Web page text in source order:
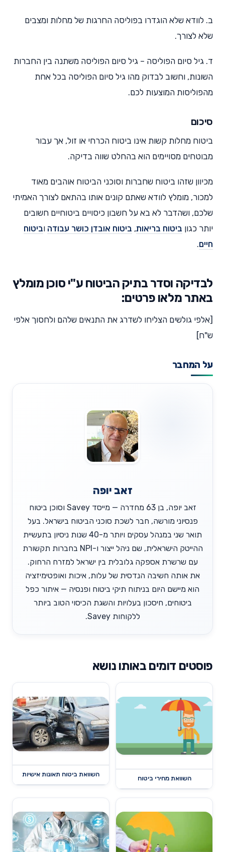
ב. לוודא שלא הוגדרו בפוליסה החרגות של מחלות ומצבים
שלא לצורך.
ד. גיל סיום הפוליסה – גיל סיום הפוליסה משתנה בין החברות
השונות, וחשוב לבדוק מהו גיל סיום הפוליסה בכל אחת
מהפוליסות המוצעות לכם.
סיכום
ביטוח מחלות קשות אינו ביטוח הכרחי או זול, אך עבור
מבוטחים מסויימים הוא בהחלט שווה בדיקה.
מכיוון שזהו ביטוח שחברות וסוכני הביטוח אוהבים מאוד
למכור, מומלץ לוודא שאתם קונים אותו בהתאם לצורך האמיתי
שלכם, ושהדבר לא בא על חשבון כיסויים ביטוחיים חשובים
יותר כגון ביטוח בריאות, ביטוח אובדן כושר עבודה וביטוח
חיים.
לבדיקה וסדר בתיק הביטוח ע"י סוכן מומלץ
באתר מלאו פרטים:
[אלפי גולשים הצליחו לשדרג את התנאים שלהם ולחסוך אלפי
ש"ח]
על המחבר
זאב יופה
זאב יופה, בן 63 מחדרה — מייסד Savey וסוכן ביטוח
פנסיוני מורשה, חבר לשכת סוכני הביטוח בישראל. בעל
תואר שני במנהל עסקים ויותר מ-40 שנות ניסיון בתעשיית
ההייטק הישראלית, שם ניהל ייצור ו-NPI בחברות תקשורת
עם שרשרת אספקה גלובלית בין ישראל למזרח הרחוק.
את אותה חשיבה הנדסית של עלות, איכות ואופטימיזציה
הוא מיישם היום בניתוח תיקי ביטוח ופנסיה — איתור כפל
ביטוחים, חיסכון בעלויות והשגת הכיסוי הטוב ביותר
ללקוחות Savey.
פוסטים דומים באותו נושא
השוואת מחירי ביטוח
השוואת ביטוח תאונות אישיות